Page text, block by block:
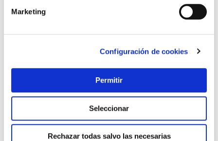
Marketing
Configuración de cookies
Permitir
Seleccionar
Rechazar todas salvo las necesarias
2x50w matel
Matel
64,60 €
Añadir al carrito